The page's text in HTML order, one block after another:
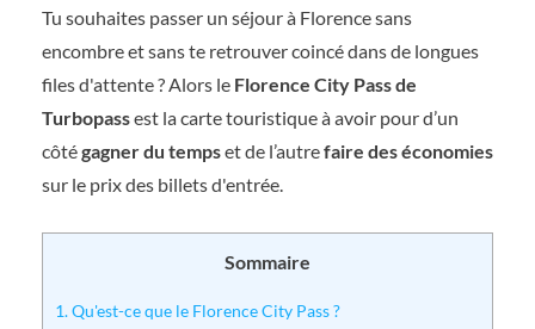
Tu souhaites passer un séjour à Florence sans
encombre et sans te retrouver coincé dans de longues
files d'attente ? Alors le Florence City Pass de
Turbopassest la carte touristique à avoir pour d’un
côtégagner du tempset de l’autrefaire des économies
sur le prix des billets d'entrée.
Sommaire
1.Qu'est-ce que le Florence City Pass ?